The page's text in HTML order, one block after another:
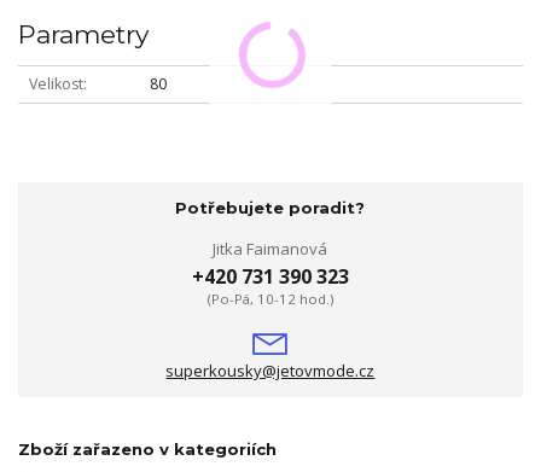
Parametry
Velikost 80
Potřebujete poradit?
Jitka Faimanová
+420 731 390 323
(Po-Pá, 10-12 hod.)
superkousky@jetovmode.cz
Zboží zařazeno v kategoriích